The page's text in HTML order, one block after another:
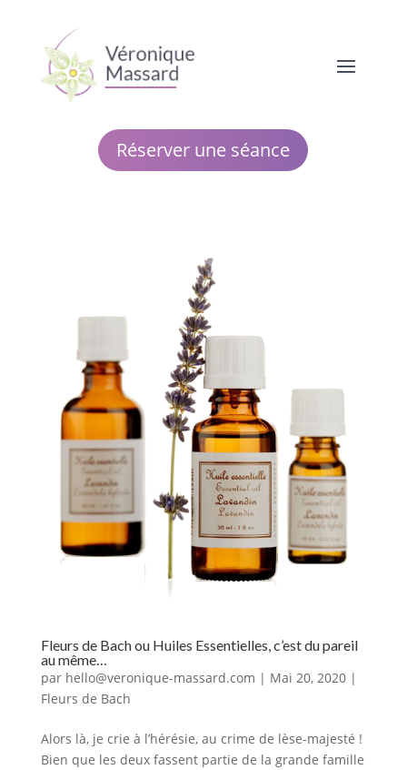
Réserver une séance
Fleurs de Bach ou Huiles Essentielles, c’est du pareil
au même…
par hello@veronique-massard.com | Mai 20, 2020|
Fleurs de Bach
Alors là, je crie à l’hérésie, au crime de lèse-majesté !
Bien que les deux fassent partie de la grande famille